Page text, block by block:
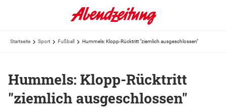
Startseite Sport Fußball Hummels: Klopp-Rücktritt "ziemlich ausgeschlossen"
Hummels: Klopp-Rücktritt
"ziemlich ausgeschlossen"